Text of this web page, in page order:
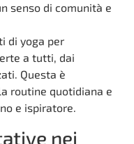
senso di comunità e
di yoga per
a tutti, dai
Questa è
routine quotidiana e
e ispiratore.
nei